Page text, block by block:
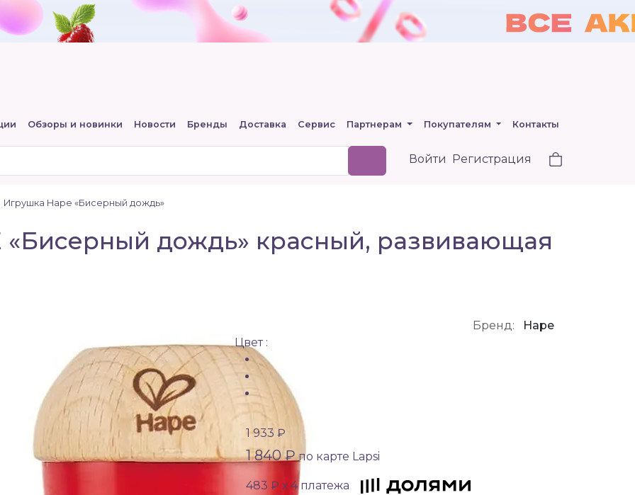
Обзоры и новинки Новости Бренды Доставка Сервис Партнерам Покупателям Контакты
Войти Регистрация
Игрушка Hape «Бисерный дождь»
дождь» красный, развивающая
Бренд:
Hape
Цвет :
1 933 ₽
1 840 ₽по карте Lapsi
483 ₽ х 4 платежа